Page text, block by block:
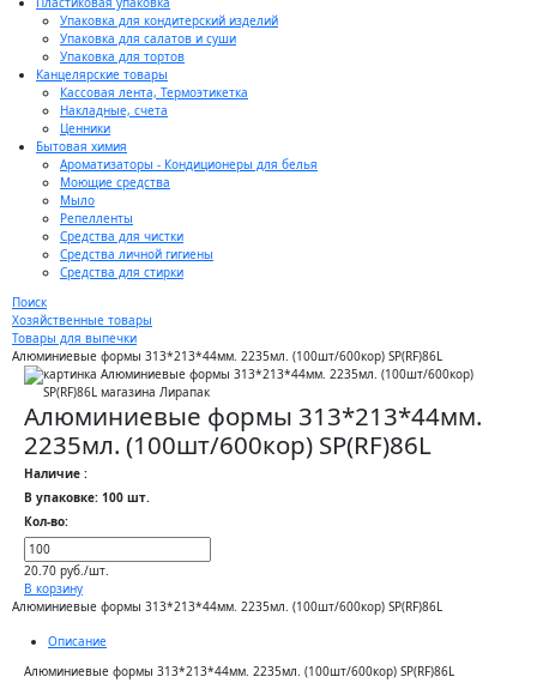
Упаковка для кондитерский изделий
Упаковка для салатов и суши
Упаковка для тортов
Канцелярские товары
Кассовая лента, Термоэтикетка
Накладные, счета
Ценники
Бытовая химия
Ароматизаторы - Кондиционеры для белья
Моющие средства
Мыло
Репелленты
Средства для чистки
Средства личной гигиены
Средства для стирки
Поиск
Хозяйственные товары
Товары для выпечки
Алюминиевые формы 313*213*44мм. 2235мл. (100шт/600кор) SP(RF)86L
Алюминиевые формы 313*213*44мм.
2235мл. (100шт/600кор) SP(RF)86L
Наличие :
В упаковке: 100 шт.
Кол-во:
20.70 руб./шт.
В корзину
Алюминиевые формы 313*213*44мм. 2235мл. (100шт/600кор) SP(RF)86L
Описание
Алюминиевые формы 313*213*44мм. 2235мл. (100шт/600кор) SP(RF)86L